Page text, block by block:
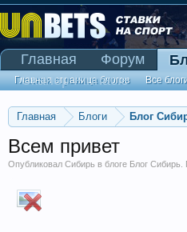
Главная Блоги Блог
Всем привет
Опубликовал Сибирь в блоге Блог Сибирь
Главная Форум
Главная страница блогов Все
Сканер Pinnacle